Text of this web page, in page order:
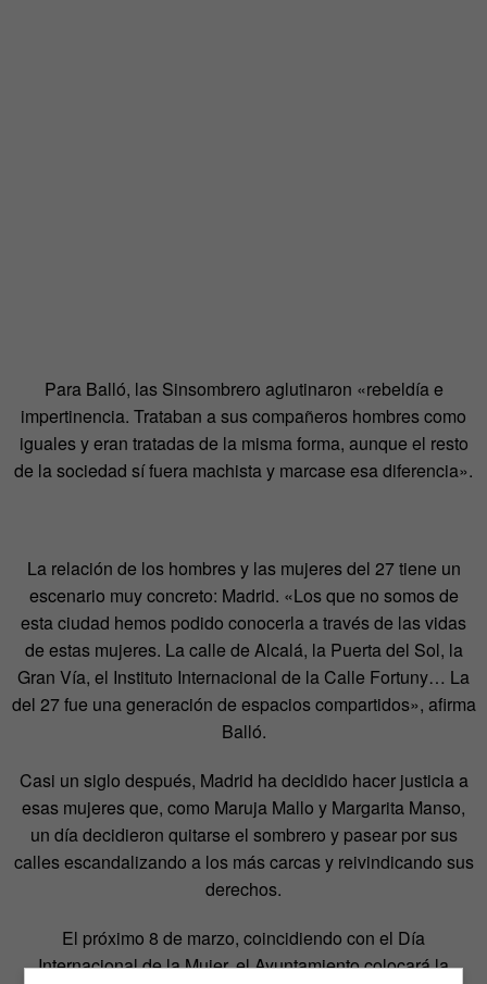
Para Balló, las Sinsombrero aglutinaron «rebeldía e
impertinencia. Trataban a sus compañeros hombres como
iguales y eran tratadas de la misma forma, aunque el resto
de la sociedad sí fuera machista y marcase esa diferencia».
La relación de los hombres y las mujeres del 27 tiene un
escenario muy concreto: Madrid. «Los que no somos de
esta ciudad hemos podido conocerla a través de las vidas
de estas mujeres. La calle de Alcalá, la Puerta del Sol, la
Gran Vía, el Instituto Internacional de la Calle Fortuny… La
del 27 fue una generación de espacios compartidos», afirma
Balló.
Casi un siglo después, Madrid ha decidido hacer justicia a
esas mujeres que, como Maruja Mallo y Margarita Manso,
un día decidieron quitarse el sombrero y pasear por sus
calles escandalizando a los más carcas y reivindicando sus
derechos.
El próximo 8 de marzo, coincidiendo con el Día
Internacional de la Mujer, el Ayuntamiento colocará la